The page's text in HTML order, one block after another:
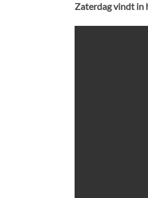
Zaterdag vindt in